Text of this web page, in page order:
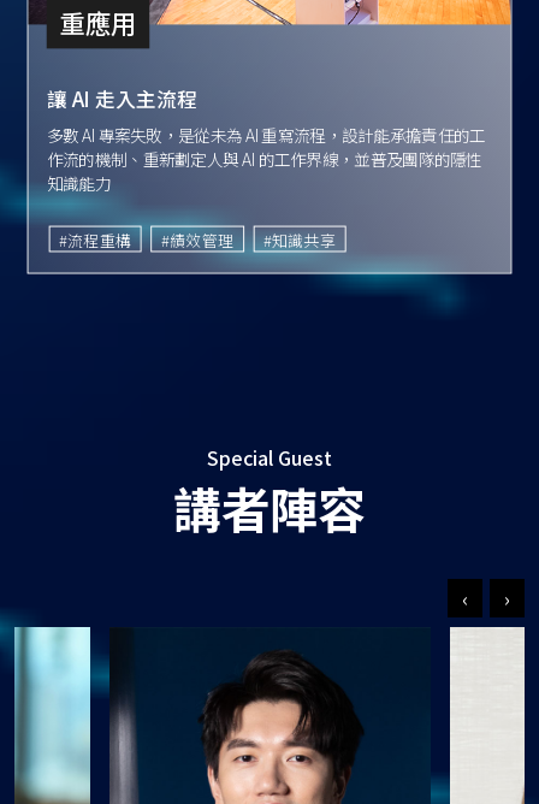
重應用
讓 AI 走入主流程
多數 AI 專案失敗，是從未為 AI 重寫流程，設計能承擔責任的工
作流的機制、重新劃定人與 AI 的工作界線，並普及團隊的隱性
知識能力
#流程重構 #績效管理 #知識共享
Special Guest
講者陣容
‹ ›